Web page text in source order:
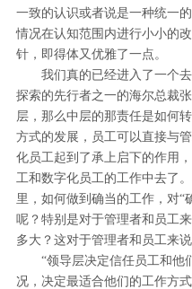
一致的认识或者说是一种统一
情况在认知范围内进行小小的
针，即得体又优雅了一点。
我们真的已经进入了一个
探索的先行者之一的海尔总裁
层，那么中层的那责任是如何
方式的发展，员工可以直接与
化员工起到了承上启下的作用
工和数字化员工的工作中去了
里，如何做到确当的工作，对“
呢？特别是对于管理者和员工
多大？这对于管理者和员工来
“领导层决定信任员工和他
况，决定最适合他们的工作方